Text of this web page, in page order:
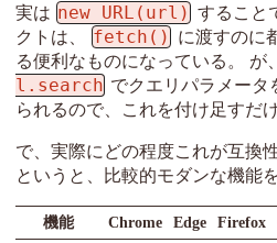
実は new URL(url) すること
クトは、
fetch() に渡すのに
る便利なものになっている。 が
l.search でクエリパラメータ
られるので、これを付け足すだ
で、実際にどの程度これが互換
というと、比較的モダンな機能
機能 Chrome Edge Firefox